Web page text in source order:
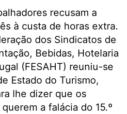
recusam a
à custa de horas extra.
dos Sindicatos de
Bebidas, Hotelaria
(FESAHT) reuniu-se
Estado do Turismo,
lhe dizer que os
a falácia do 15.º